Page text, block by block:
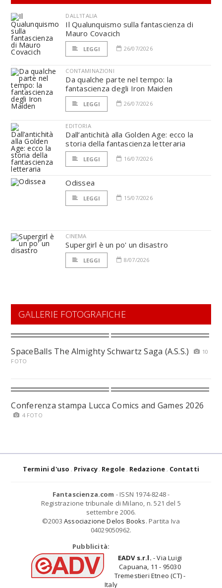
DALL'ITALIA
Il Qualunquismo sulla fantascienza di
Mauro Covacich
LEGGI 26/07/2026
CONTAMINAZIONI
Da qualche parte nel tempo: la
fantascienza degli Iron Maiden
LEGGI 26/07/2026
EDITORIA
Dall’antichità alla Golden Age: ecco la
storia della fantascienza letteraria
LEGGI 16/07/2026
Odissea
LEGGI 15/07/2026
CINEMA
Supergirl è un po' un disastro
LEGGI 8/07/2026
GALLERIE FOTOGRAFICHE
SpaceBalls The Almighty Schwartz Saga (A.S.S.)
10
FOTO
Conferenza stampa Lucca Comics and Games 2026
4 FOTO
Termini d'uso Privacy Regole Redazione Contatti
Fantascienza.com - ISSN 1974-8248 -
Registrazione tribunale di Milano, n. 521 del 5
settembre 2006.
©2003 Associazione Delos Books. Partita Iva
04029050962.
Pubblicità:
EADV s.r.l. - Via Luigi
Capuana, 11 - 95030
Tremestieri Etneo (CT) -
Italy